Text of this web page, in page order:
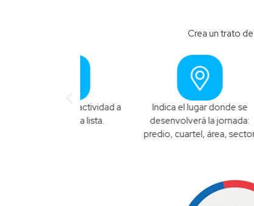
Crea un trato
Indica el lugar donde se
desenvolverá la jornada:
predio, cuartel, área, sector
que se